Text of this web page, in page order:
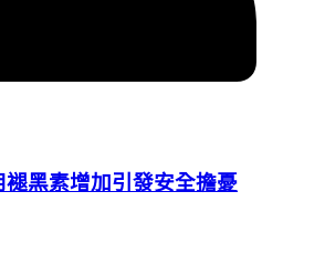
黑素增加引發安全擔憂